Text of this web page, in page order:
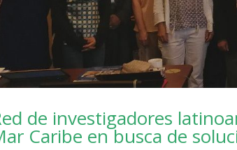
de investigadores
Caribe en busca de